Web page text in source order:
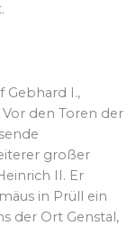
Gebhard I.,
den Toren der
großer
II. Er
in Prüll ein
der Ort Genstal,